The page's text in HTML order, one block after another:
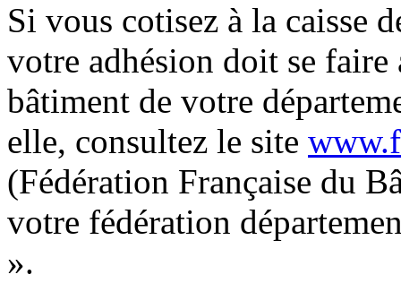
Si vous cotisez à la caisse
votre adhésion doit se
bâtiment de votre
elle, consultez le site
(Fédération Française du
votre fédération
».